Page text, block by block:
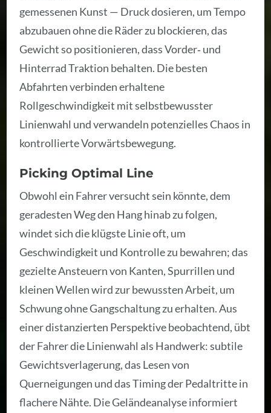
gemessenen Kunst — Druck dosieren, um Tempo
abzubauen ohne die Räder zu blockieren, das
Gewicht so positionieren, dass Vorder‑ und
Hinterrad Traktion behalten. Die besten
Abfahrten verbinden erhaltene
Rollgeschwindigkeit mit selbstbewusster
Linienwahl und verwandeln potenzielles Chaos in
kontrollierte Vorwärtsbewegung.
Picking Optimal Line
Obwohl ein Fahrer versucht sein könnte, dem
geradesten Weg den Hang hinab zu folgen,
windet sich die klügste Linie oft, um
Geschwindigkeit und Kontrolle zu bewahren; das
gezielte Ansteuern von Kanten, Spurrillen und
kleinen Wellen wird zur bewussten Arbeit, um
Schwung ohne Gangschaltung zu erhalten. Aus
einer distanzierten Perspektive beobachtend, übt
der Fahrer die Linienwahl als Handwerk: subtile
Gewichtsverlagerung, das Lesen von
Querneigungen und das Timing der Pedaltritte in
flachere Nähte. Die Geländeanalyse informiert